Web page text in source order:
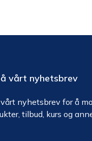
vårt nyhetsbrev
nyhetsbrev for å
tilbud, kurs og